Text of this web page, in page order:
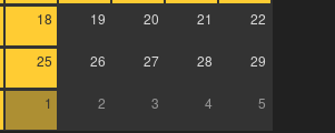
18 19 20 21 22
25 26 27 28 29
1 2 3 4 5